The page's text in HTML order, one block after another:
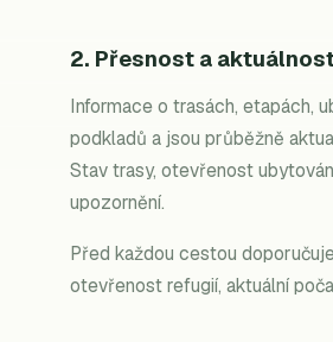
2. Přesnost a
Informace o trasách, etapách,
podkladů a jsou průběžně
Stav trasy, otevřenost
upozornění.
Před každou cestou
otevřenost refugií, aktuální